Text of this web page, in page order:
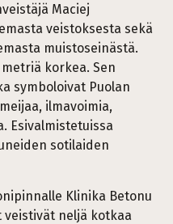
Maciej
veistoksesta sekä
muistoseinästä.
korkea. Sen
symboloivat Puolan
ilmavoimia,
Esivalmistetuissa
sotilaiden
Klinika Betonu
neljä kotkaa